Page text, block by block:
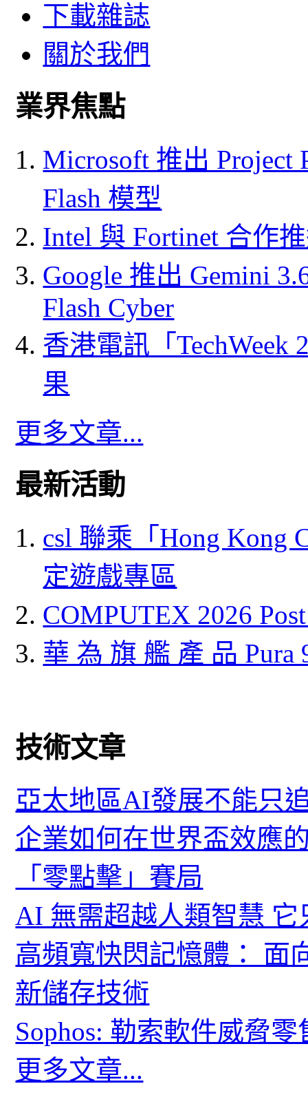
下載雜誌
關於我們
業界焦點
Microsoft 推出 Project
Flash 模型
Intel 與 Fortinet 合作
Google 推出 Gemini
Flash Cyber
香港電訊「
果
更多文章...
最新活動
csl 聯乘「Hong Kong
定遊戲專區
COMPUTEX 2026
華 為 旗 艦 產 品 Pura
技術文章
亞太地區AI發展不能只
企業如何在世界盃效應
「零點擊」賽局
AI 無需超越人類智慧
高頻寬快閃記憶體： 面
新儲存技術
Sophos: 勒索軟件威脅
更多文章...